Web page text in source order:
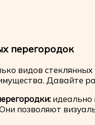
перегородок
видов
Давайте
идеально
позволяют